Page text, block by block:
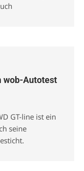
wob-Autotest
GT-line ist ein
seine